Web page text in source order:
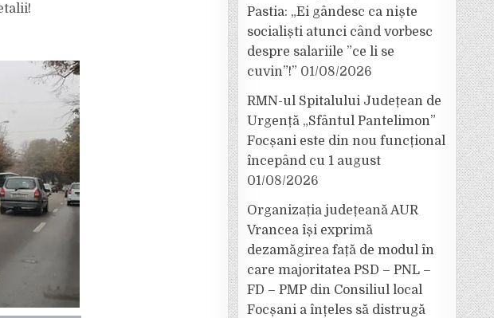
LÂNGĂ
TRIBUNALUL
VRANCEA.
TRAFICUL
ESTE
ÎNGREUNAT!
Pastia: „Ei gândesc ca niște
socialiști atunci când vorbesc
despre salariile ”ce li se
cuvin”!” 01/08/2026
RMN-ul Spitalului Județean de
Urgență „Sfântul Pantelimon”
Focșani este din nou funcțional
începând cu 1 august
01/08/2026
Organizația județeană AUR
Vrancea își exprimă
dezamăgirea față de modul în
care majoritatea PSD – PNL –
FD – PMP din Consiliul local
Focșani a înțeles să distrugă